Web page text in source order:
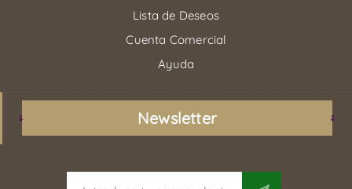
Lista de Deseos
Cuenta Comercial
Ayuda
Newsletter